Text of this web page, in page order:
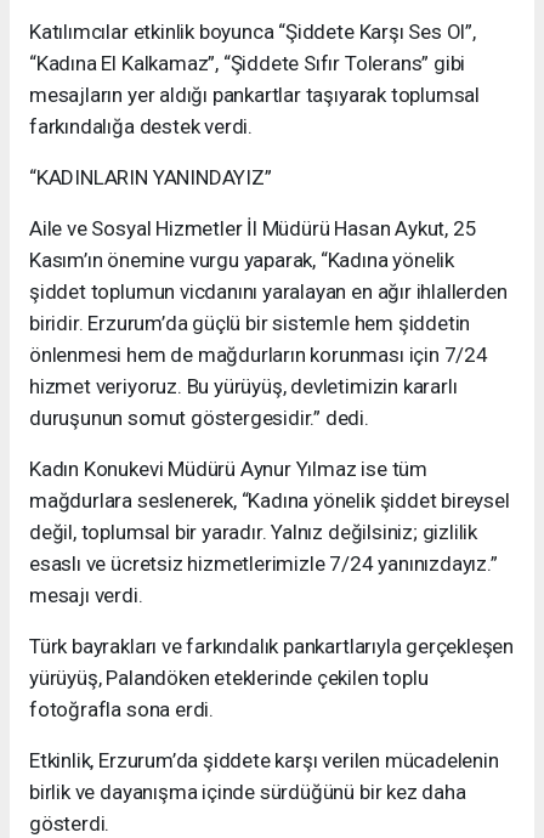
Katılımcılar etkinlik boyunca “Şiddete Karşı Ses Ol”,
“Kadına El Kalkamaz”, “Şiddete Sıfır Tolerans” gibi
mesajların yer aldığı pankartlar taşıyarak toplumsal
farkındalığa destek verdi.
“KADINLARIN YANINDAYIZ”
Aile ve Sosyal Hizmetler İl Müdürü Hasan Aykut, 25
Kasım’ın önemine vurgu yaparak, “Kadına yönelik
şiddet toplumun vicdanını yaralayan en ağır ihlallerden
biridir. Erzurum’da güçlü bir sistemle hem şiddetin
önlenmesi hem de mağdurların korunması için 7/24
hizmet veriyoruz. Bu yürüyüş, devletimizin kararlı
duruşunun somut göstergesidir.” dedi.
Kadın Konukevi Müdürü Aynur Yılmaz ise tüm
mağdurlara seslenerek, “Kadına yönelik şiddet bireysel
değil, toplumsal bir yaradır. Yalnız değilsiniz; gizlilik
esaslı ve ücretsiz hizmetlerimizle 7/24 yanınızdayız.”
mesajı verdi.
Türk bayrakları ve farkındalık pankartlarıyla gerçekleşen
yürüyüş, Palandöken eteklerinde çekilen toplu
fotoğrafla sona erdi.
Etkinlik, Erzurum’da şiddete karşı verilen mücadelenin
birlik ve dayanışma içinde sürdüğünü bir kez daha
gösterdi.